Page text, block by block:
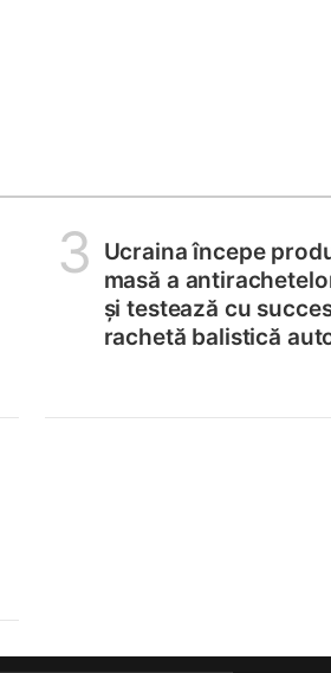
3
Ucraina începe
masă a
și testează cu
rachetă balistică